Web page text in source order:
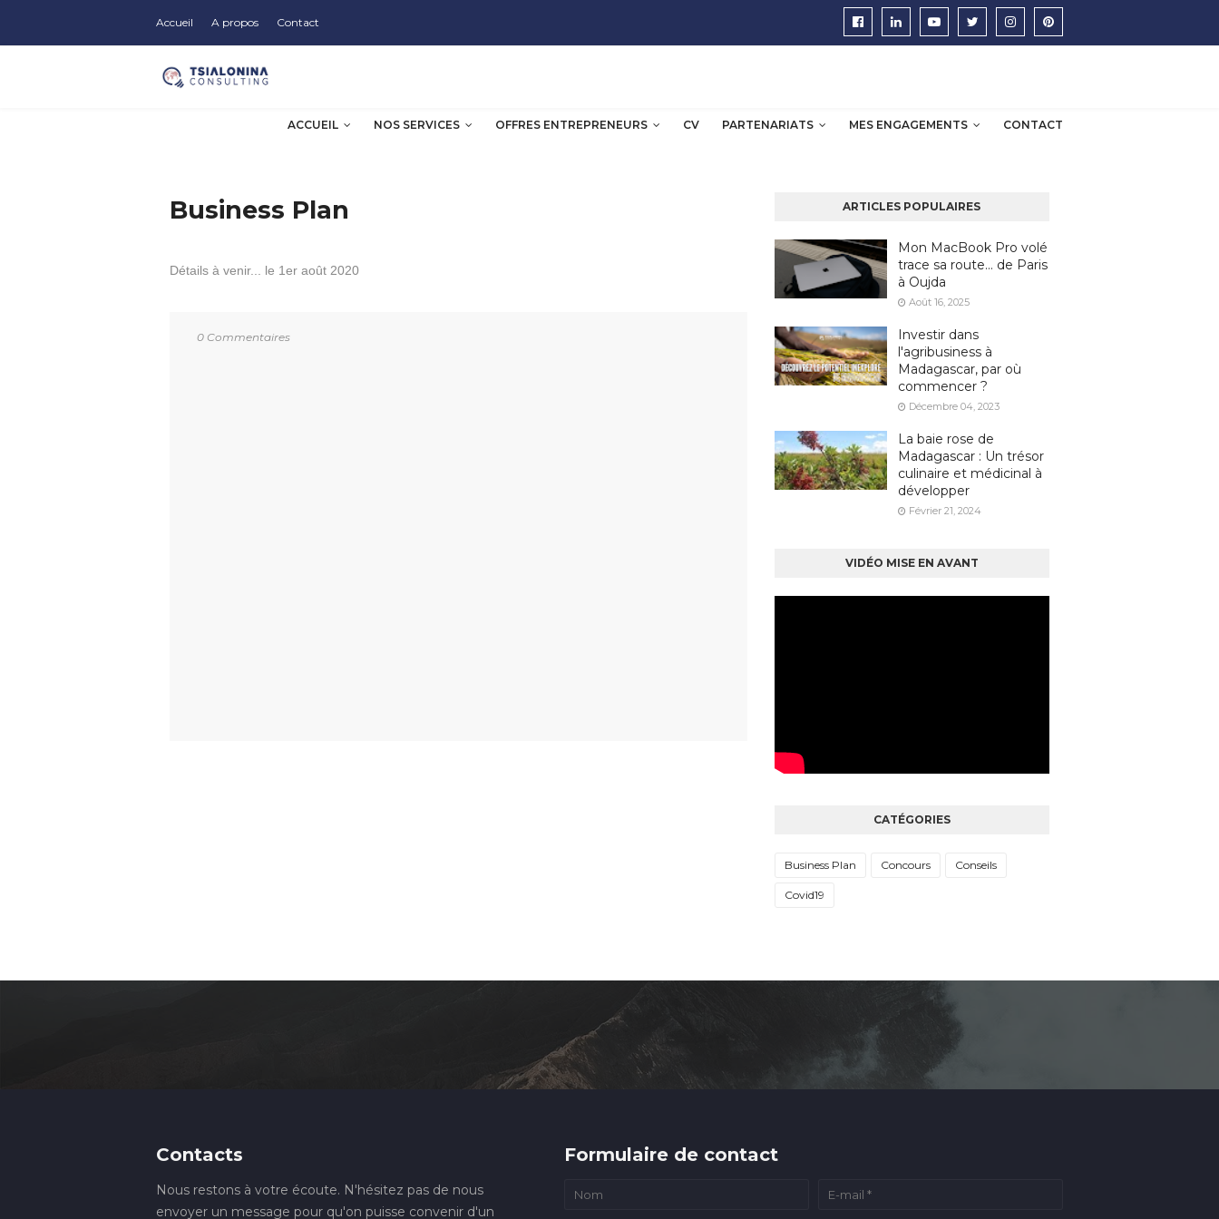
Accueil A propos Contact
ACCUEIL NOS SERVICES OFFRES ENTREPRENEURS CV PARTENARIATS MES ENGAGEMENTS CONTACT
Business Plan
Détails à venir... le 1er août 2020
0 Commentaires
ARTICLES POPULAIRES
Mon MacBook Pro volé
trace sa route… de Paris
à Oujda
Août 16, 2025
Investir dans
l'agribusiness à
Madagascar, par où
commencer ?
Décembre 04, 2023
La baie rose de
Madagascar : Un trésor
culinaire et médicinal à
développer
Février 21, 2024
VIDÉO MISE EN AVANT
CATÉGORIES
Business Plan Concours Conseils
Covid19
Contacts
Nous restons à votre écoute. N'hésitez pas de nous
envoyer un message pour qu'on puisse convenir d'un
Formulaire de contact